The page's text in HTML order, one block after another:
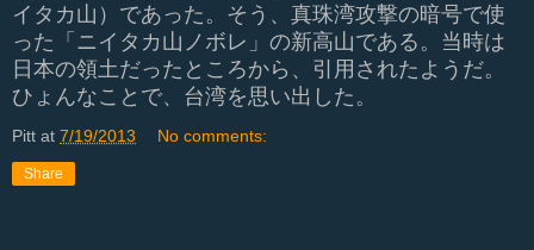
イタカ山）であった。そう、真珠湾攻撃の暗号で使
った「ニイタカ山ノボレ」の新高山である。当時は
日本の領土だったところから、引用されたようだ。
ひょんなことで、台湾を思い出した。
Pitt at 7/19/2013 No comments:
Share